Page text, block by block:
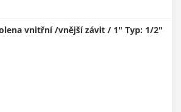
vnitřní /vnější závit / 1" Typ: 1/2"